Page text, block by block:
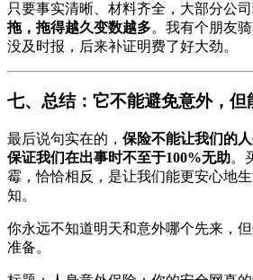
只要事实清晰、材料齐全，大部分公司
拖，拖得越久变数越多。我有个朋友
没及时报，后来补证明费了好大劲。
七、总结：它不能避免意外，但
最后说句实在的， 保险不能让我们的
保证我们在出事时不至于100%无助。
霉，恰恰相反，是让我们能更安心地
知。
你永远不知道明天和意外哪个先来，
准备。